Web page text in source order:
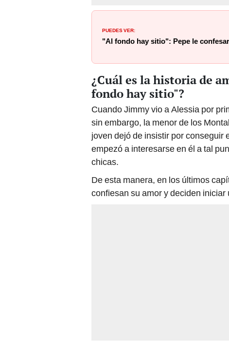
PUEDES VER:
"Al fondo hay sitio": Pepe le
¿Cuál es la historia de
fondo hay sitio"?
Cuando Jimmy vio a Alessia por
sin embargo, la menor de los
joven dejó de insistir por conseguir
empezó a interesarse en él a tal
chicas.
De esta manera, en los últimos
confiesan su amor y deciden